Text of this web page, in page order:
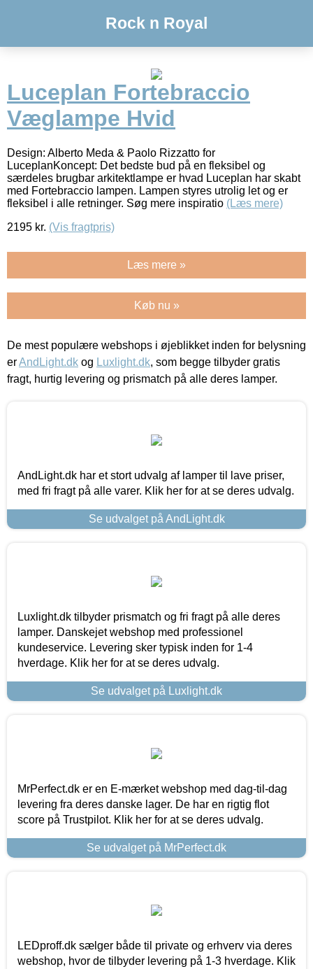
Rock n Royal
Luceplan Fortebraccio
Væglampe Hvid
Design: Alberto Meda & Paolo Rizzatto for
LuceplanKoncept: Det bedste bud på en fleksibel og
særdeles brugbar arkitektlampe er hvad Luceplan har skabt
med Fortebraccio lampen. Lampen styres utrolig let og er
fleksibel i alle retninger. Søg mere inspiratio (Læs mere)
2195 kr. (Vis fragtpris)
Læs mere »
Køb nu »
De mest populære webshops i øjeblikket inden for belysning
erAndLight.dk og Luxlight.dk, som begge tilbyder gratis
fragt, hurtig levering og prismatch på alle deres lamper.
AndLight.dk har et stort udvalg af lamper til lave priser,
med fri fragt på alle varer. Klik her for at se deres udvalg.
Se udvalget på AndLight.dk
Luxlight.dk tilbyder prismatch og fri fragt på alle deres
lamper. Danskejet webshop med professionel
kundeservice. Levering sker typisk inden for 1-4
hverdage. Klik her for at se deres udvalg.
Se udvalget på Luxlight.dk
MrPerfect.dk er en E-mærket webshop med dag-til-dag
levering fra deres danske lager. De har en rigtig flot
score på Trustpilot. Klik her for at se deres udvalg.
Se udvalget på MrPerfect.dk
LEDproff.dk sælger både til private og erhverv via deres
webshop, hvor de tilbyder levering på 1-3 hverdage. Klik